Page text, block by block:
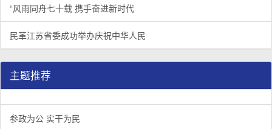
“风雨同舟七十载 携手奋进新时代
民革江苏省委成功举办庆祝中华人民
主题推荐
参政为公 实干为民